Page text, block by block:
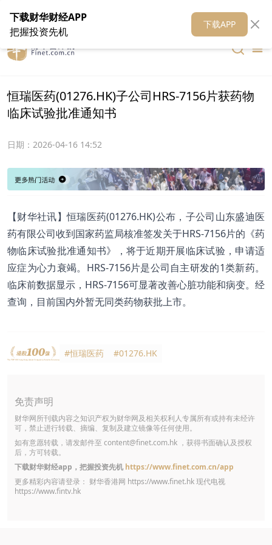
在线客服 关于我们 财华媒体矩阵 财华智库
恒瑞医药(01276.HK)子公司HRS-7156片获药物
临床试验批准通知书
日期： 2026-04-16 14:52
【财华社讯】恒瑞医药(01276.HK)公布，子公司山东盛迪医
药有限公司收到国家药监局核准签发关于HRS-7156片的《药
物临床试验批准通知书》，将于近期开展临床试验，申请适
应症为心力衰竭。HRS-7156片是公司自主研发的1类新药。
临床前数据显示，HRS-7156可显著改善心脏功能和病变。经
查询，目前国内外暂无同类药物获批上市。
#恒瑞医药 #01276.HK
免责声明
财华网所刊载内容之知识产权为财华网及相关权利人专属所有或持有未经许
可，禁止进行转载、摘编、复制及建立镜像等任何使用。
如有意愿转载，请发邮件至 content@finet.com.hk ，获得书面确认及授权
后，方可转载。
下载财华财经app，把握投资先机 https://www.finet.com.cn/app
更多精彩内容请登录： 财华香港网 https://www.finet.hk现代电视
https://www.fintv.hk
下载财华财经APP
把握投资先机
下载APP